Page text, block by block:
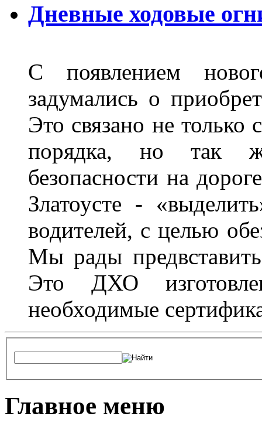
Дневные ходовые
С появлением
задумались о
Это связано не только
порядка, но так
безопасности на
Златоусте -
водителей, с целью
Мы рады
Это ДХО
необходимые
Главное меню